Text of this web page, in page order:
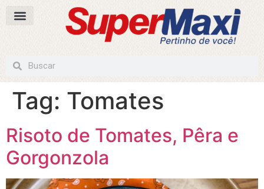
Tag: Tomates
Risoto de Tomates, Pêra e
Gorgonzola